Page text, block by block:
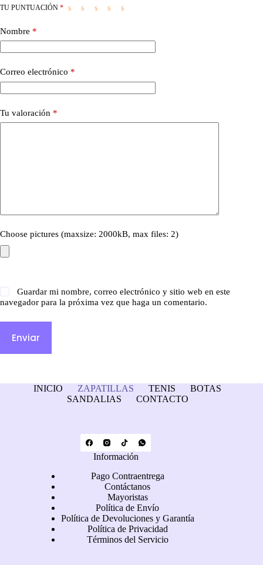
TU PUNTUACIÓN *
Nombre *
Correo electrónico *
Tu valoración *
Choose pictures (maxsize: 2000kB, max files: 2)
Guardar mi nombre, correo electrónico y sitio web en este
navegador para la próxima vez que haga un comentario.
Enviar
INICIO ZAPATILLAS TENIS
BOTAS
SANDALIAS
CONTACTO
Información
Pago Contraentrega
Contáctanos
Mayoristas
Política de Envío
Política de Devoluciones y Garantía
Política de Privacidad
Términos del Servicio